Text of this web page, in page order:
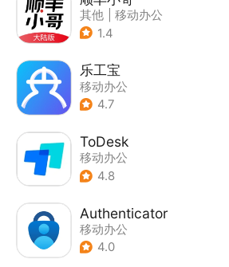
其他
移动办公
1.4
乐工宝
移动办公
4.7
ToDesk
移动办公
4.8
Authenticator
移动办公
4.0